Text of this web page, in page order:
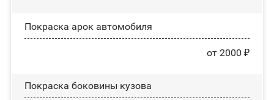
Покраска арок автомобиля
от 2000 ₽
Покраска боковины кузова